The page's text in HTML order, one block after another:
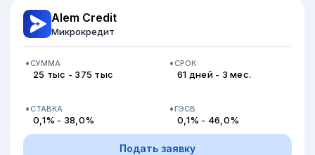
Alem Credit
Микрокредит
СУММА
25 тыс - 375 тыс
СРОК
61 дней - 3 мес.
СТАВКА
0,1% - 38,0%
ГЭСВ
0,1% - 46,0%
Подать заявку